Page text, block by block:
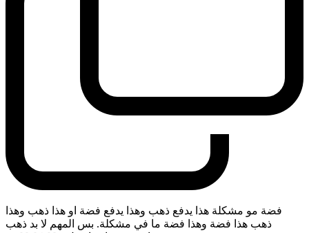
فضة مو مشكلة هذا يدفع ذهب وهذا يدفع فضة او هذا ذهب وهذا
ذهب هذا فضة وهذا فضة ما في مشكلة. بس المهم لا بد ذهب